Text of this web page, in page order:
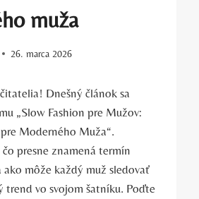
muža
26. marca 2026
Dnešný článok sa
„Slow Fashion pre Mužov:
Moderného Muža“.
presne znamená termín
ako môže každý muž sledovať
vo svojom šatníku. Poďte